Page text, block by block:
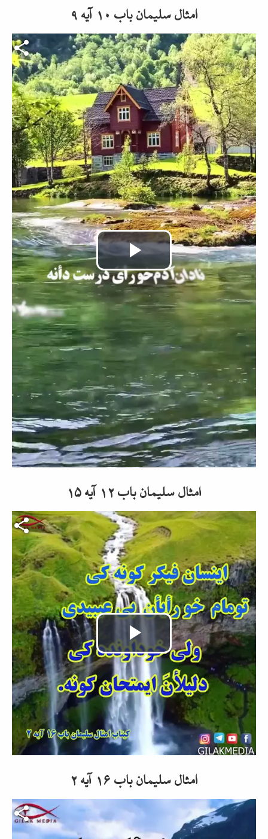
امثال سلیمان باب ۱۰ آیه ۹
Video-Datei
Video
abspielen
امثال سلیمان باب ۱۲ آیه ۱۵
Video-Datei
Video
abspielen
امثال سلیمان باب ۱۶ آیه ۲
Video-Datei